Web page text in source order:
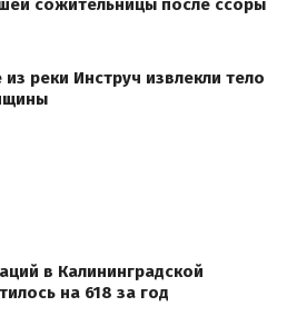
сожительницы после ссоры
реки Инструч извлекли тело
в Калининградской
на 618 за год